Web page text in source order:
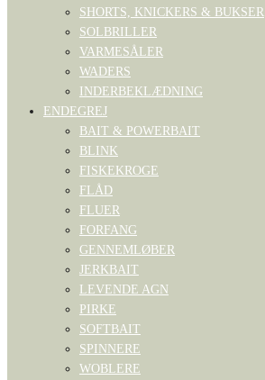
SHORTS, KNICKERS & BUKSER
SOLBRILLER
VARMESÅLER
WADERS
INDERBEKLÆDNING
ENDEGREJ
BAIT & POWERBAIT
BLINK
FISKEKROGE
FLÅD
FLUER
FORFANG
GENNEMLØBER
JERKBAIT
LEVENDE AGN
PIRKE
SOFTBAIT
SPINNERE
WOBLERE